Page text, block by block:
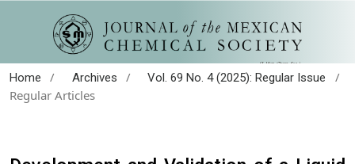
Home / Archives / Vol. 69 No. 4 (2025): Regular Issue
/
Regular Articles